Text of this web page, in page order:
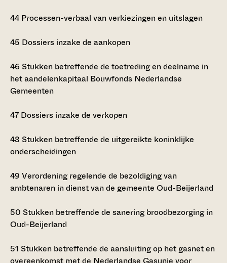
44 Processen-verbaal van verkiezingen en uitslagen
45 Dossiers inzake de aankopen
46 Stukken betreffende de toetreding en deelname in
het aandelenkapitaal Bouwfonds Nederlandse
Gemeenten
47 Dossiers inzake de verkopen
48 Stukken betreffende de uitgereikte koninklijke
onderscheidingen
49 Verordening regelende de bezoldiging van
ambtenaren in dienst van de gemeente Oud-Beijerland
50 Stukken betreffende de sanering broodbezorging in
Oud-Beijerland
51 Stukken betreffende de aansluiting op het gasnet en